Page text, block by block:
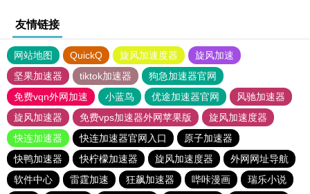
友情链接
网站地图 QuickQ 旋风加速度器
旋风加速
坚果加速器
tiktok加速器
狗急加速器官网
免费vqn外网加速
小蓝鸟 优途加速器官网
风驰加速器
旋风加速器
免费vps加速器外网苹果版
旋风加速度器
快连加速器
快连加速器官网入口
原子加速器
快鸭加速器
快柠檬加速器 旋风加速度器
外网网址导航
软件中心
雷霆加速 狂飙加速器 哔咔漫画
瑞乐小说